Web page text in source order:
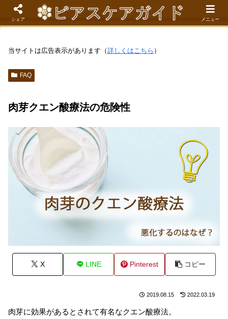
現役看護師が解説するピアスケア成功のコツ
当サイトは広告表示があります（詳しくはこちら ）
FAQ
肉芽クエン酸療法の危険性
X LINE Pinterest コピー
2019.08.15 2022.03.19
肉芽に効果があるとされて有名なクエン酸療法。
シェア メニュー